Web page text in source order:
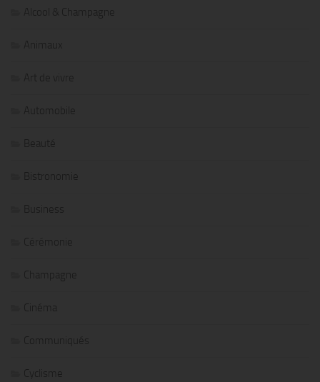
Alcool & Champagne
Animaux
Art de vivre
Automobile
Beauté
Bistronomie
Business
Cérémonie
Champagne
Cinéma
Communiqués
Cyclisme